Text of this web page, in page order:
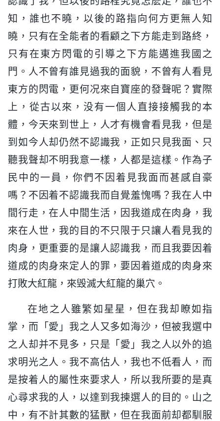
知，誰也不曉，以後的路指向何方更無人知
曉，只有在全能者的看顧之下方能走到路終，
只有在東方閃電的引導之下方能邁進我國之
門。人不曾有誰見過我的面貌，不曾有人看見
東方的閃電，更何况來自寶座的發聲呢？實際
上，從古以來，没有一個人直接接觸我的本
體，今天來到世上，人才有機會看見我，但是
到如今人却仍然不認識我，正如只見我面、只
聽我聲却不明我意一樣，人都是這樣。作為子
民中的一員，你們不因着見我面而甚感自豪
嗎？不因着不認識我而自覺羞愧嗎？我在人中
間行走，在人中間生活，因我道成在肉身，我
來在人世，我的目的不只限于只讓人看見我的
肉身，更重要的是讓人認識我，而且我要因着
道成的肉身來定人的罪，要因着道成的肉身來
打敗大紅龍，來毁滅大紅龍的巢穴。
在地之人雖繁如星星，但在我却瞭如指
掌，而「愛」我之人又多如海沙，但被我選中
之人却并不見多，只是「愛」我之人以外的追
求明光之人。我不高估人，我也不低看人，而
是按着人的屬性來要求人，所以我所要的是真
心尋求我的人，以達到我揀選人的目的。山之
中，有不計其數的猛獸，但在我面前却都馴服